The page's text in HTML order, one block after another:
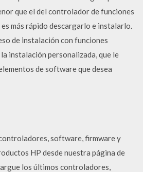
que el del controlador de funciones
más rápido descargarlo e instalarlo.
de instalación con funciones
instalación personalizada, que le
de software que desea
software, firmware y
HP desde nuestra página de
los últimos controladores,